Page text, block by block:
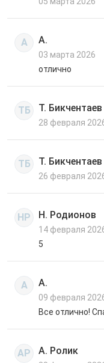
А А.
03 марта 2026
отлично
ТБ Т. Бикчентаев
28 февраля
ТБ Т. Бикчентаев
26 февраля
НР Н. Родионов
14 февраля
5
А А.
09 февраля
Все отлично!
АР А. Ролик